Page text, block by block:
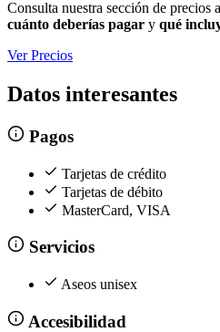
Consulta nuestra sección de precios
cuánto deberías pagar y qué
Ver Precios
Datos interesantes
Pagos
Tarjetas de crédito
Tarjetas de débito
MasterCard, VISA
Servicios
Aseos unisex
Accesibilidad